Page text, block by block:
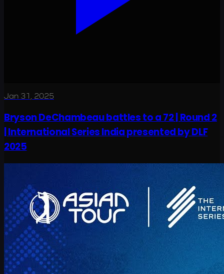
Jan 31, 2025
Bryson DeChambeau battles to a 72 | Round 2
| International Series India presented by DLF
2025